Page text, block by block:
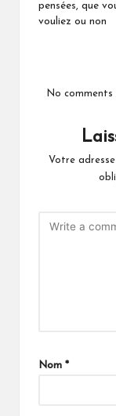
pensées, que
vouliez ou non
No
Votre
Nom *